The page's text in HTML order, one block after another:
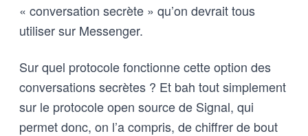
« conversation secrète » qu’on devrait tous
utiliser sur Messenger.
Sur quel protocole fonctionne cette option des
conversations secrètes ? Et bah tout simplement
sur le protocole open source de Signal, qui
permet donc, on l’a compris, de chiffrer de bout